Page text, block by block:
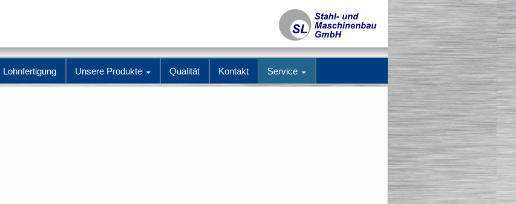
Lohnfertigung Unsere Produkte Qualität Kontakt Service